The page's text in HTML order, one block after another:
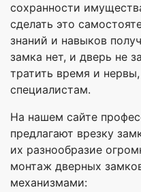
сохранности
сделать это
знаний и навыков
замка нет, и дверь не
тратить время и
специалистам.
На нашем сайте
предлагают врезку
их разнообразие
монтаж дверных
механизмами: